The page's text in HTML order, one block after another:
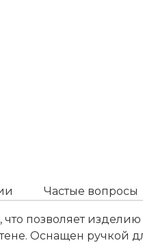
Частые вопросы
позволяет
Оснащен ручкой